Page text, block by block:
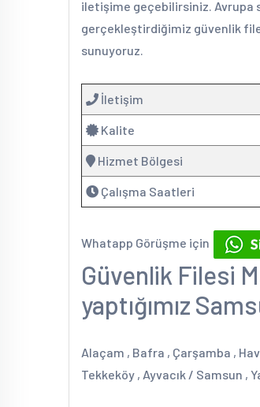
iletişime geçebilirsiniz. Avrupa
gerçekleştirdiğimiz güvenlik
sunuyoruz.
İletişim
Kalite
Hizmet Bölgesi
Çalışma Saatleri
Whatapp Görüşme için
Güvenlik Filesi
yaptığımız
Alaçam , Bafra , Çarşamba ,
Tekkeköy , Ayvacık / Samsun ,